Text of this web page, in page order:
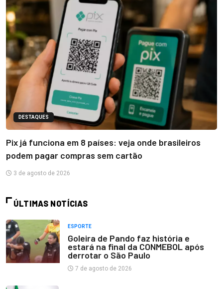
DESTAQUES
Pix já funciona em 8 países: veja onde brasileiros
podem pagar compras sem cartão
3 de agosto de 2026
ÚLTIMAS NOTÍCIAS
ESPORTE
Goleira de Pando faz história e
estará na final da CONMEBOL após
derrotar o São Paulo
7 de agosto de 2026